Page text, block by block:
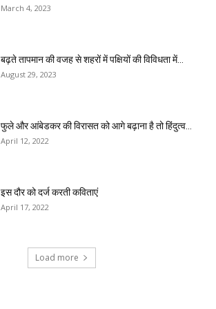
March 4, 2023
बढ़ते तापमान की वजह से शहरों में पक्षियों की विविधता में...
August 29, 2023
फुले और आंबेडकर की विरासत को आगे बढ़ाना है तो हिंदुत्व...
April 12, 2022
इस दौर को दर्ज करती कविताएं
April 17, 2022
Load more